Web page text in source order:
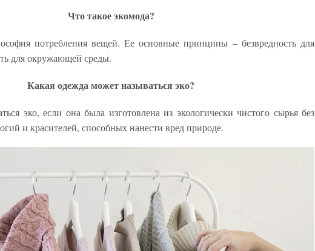
Что такое экомода?
потребления вещей. Ее основные принципы – безвредность для
для окружающей среды.
Какая одежда может называться эко?
эко, если она была изготовлена из экологически чистого сырья без
и красителей, способных нанести вред природе.